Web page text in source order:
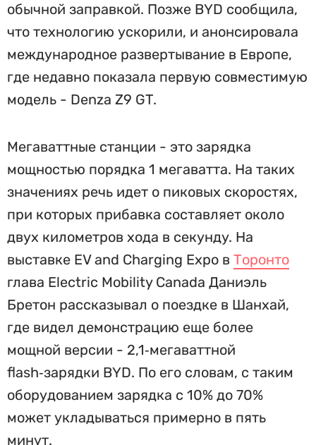
обычной заправкой. Позже BYD сообщила,
что технологию ускорили, и анонсировала
международное развертывание в Европе,
где недавно показала первую совместимую
модель - Denza Z9 GT.
Мегаваттные станции - это зарядка
мощностью порядка 1 мегаватта. На таких
значениях речь идет о пиковых скоростях,
при которых прибавка составляет около
двух километров хода в секунду. На
выставке EV and Charging Expo в Торонто
глава Electric Mobility Canada Даниэль
Бретон рассказывал о поездке в Шанхай,
где видел демонстрацию еще более
мощной версии - 2,1‑мегаваттной
flash‑зарядки BYD. По его словам, с таким
оборудованием зарядка с 10% до 70%
может укладываться примерно в пять
минут.